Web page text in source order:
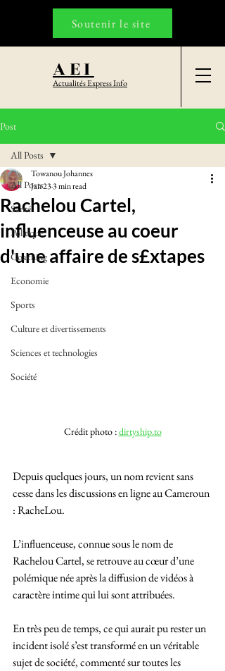
AEI
Actualités Express Info
Soutenir le site
Post
All Posts
Santé
Politique
Coaching
Economie
Sports
Culture et divertissements
Sciences et technologies
Société
All Posts
Rachelou Cartel,
influenceuse au coeur
d'une affaire de s£xtapes
Towanou Johannes
Jan 233 min read
Créditphoto : dirtyship.to
Depuis quelques jours, un nom revient sans
cesse dans les discussions en ligne au Cameroun
: RacheLou.
L’influenceuse, connue sous le nom de
Rachelou Cartel, se retrouve au cœur d’une
polémique née après la diffusion de vidéos à
caractère intime qui lui sont attribuées.
En très peu de temps, ce qui aurait pu rester un
incident isolé s’est transformé en un véritable
sujet de société, commenté sur toutes les